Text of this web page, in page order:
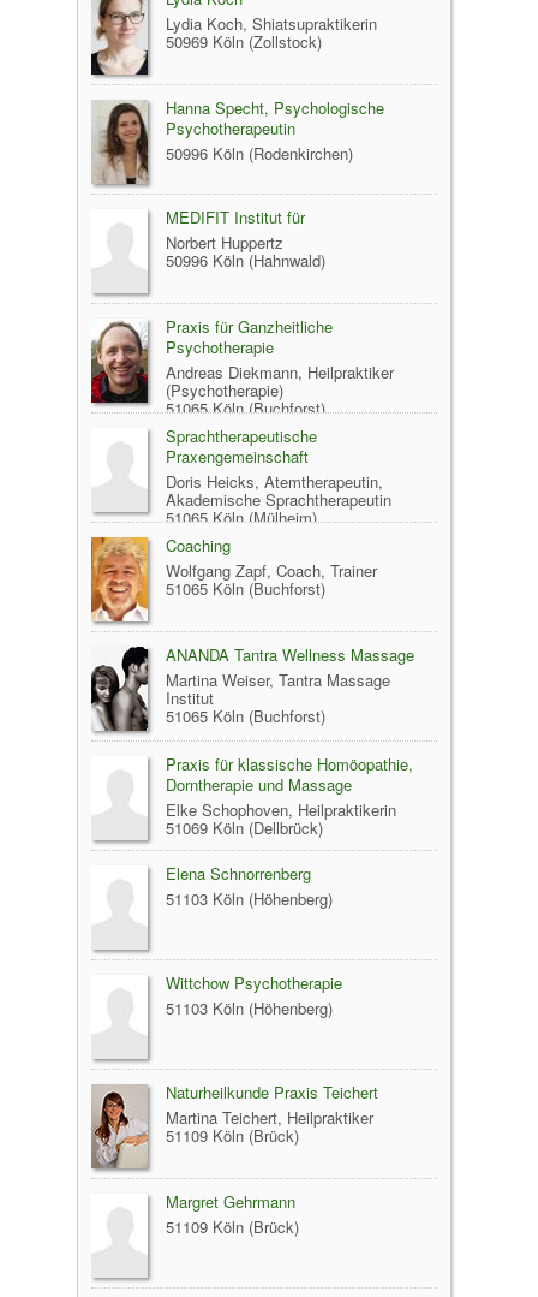
Lydia Koch, Shiatsupraktikerin
50969 Köln (Zollstock)
Hanna Specht, Psychologische
Psychotherapeutin
50996 Köln (Rodenkirchen)
MEDIFIT Institut für
Norbert Huppertz
50996 Köln (Hahnwald)
Praxis für Ganzheitliche
Psychotherapie
Andreas Diekmann, Heilpraktiker
(Psychotherapie)
51065 Köln (Buchforst)
Sprachtherapeutische
Praxengemeinschaft
Doris Heicks, Atemtherapeutin,
Akademische Sprachtherapeutin
51065 Köln (Mülheim)
Coaching
Wolfgang Zapf, Coach, Trainer
51065 Köln (Buchforst)
ANANDA Tantra Wellness Massage
Martina Weiser, Tantra Massage
Institut
51065 Köln (Buchforst)
Praxis für klassische Homöopathie,
Dorntherapie und Massage
Elke Schophoven, Heilpraktikerin
51069 Köln (Dellbrück)
Elena Schnorrenberg
51103 Köln (Höhenberg)
Wittchow Psychotherapie
51103 Köln (Höhenberg)
Naturheilkunde Praxis Teichert
Martina Teichert, Heilpraktiker
51109 Köln (Brück)
Margret Gehrmann
51109 Köln (Brück)